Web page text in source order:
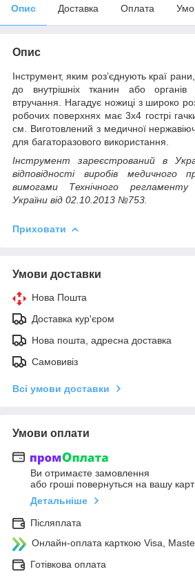
Опис Доставка Оплата
Опис
Інструмент, яким роз’єднують краї
до внутрішніх тканин або органів
втручання. Нагадує ножиці з широко
робочих поверхнях має 3х4 гострі
см. Виготовлений з медичної
для багаторазового використання.
Інструмент зареєстрований в
відповідності виробів медичного
вимогами Технічного регламенту
України від 02.10.2013 №753.
Приховати
Умови доставки
Нова Пошта
Доставка кур'єром
Нова пошта, адресна доставка
Самовивіз
Всі умови доставки
Умови оплати
Ви отримаєте замовлення
або гроші повернуться на вашу
Детальніше
Післяплата
Онлайн-оплата карткою Visa,
Готівкова оплата